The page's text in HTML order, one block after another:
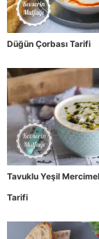
Düğün Çorbası Tarifi
Tavuklu Yeşil
Tarifi